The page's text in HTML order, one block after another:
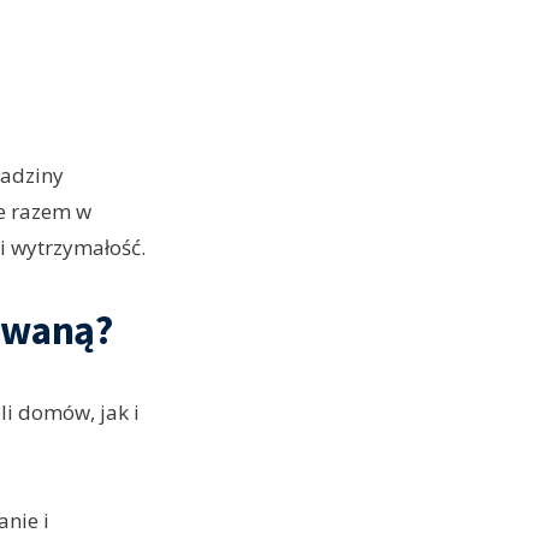
razem w
domów, jak i
i